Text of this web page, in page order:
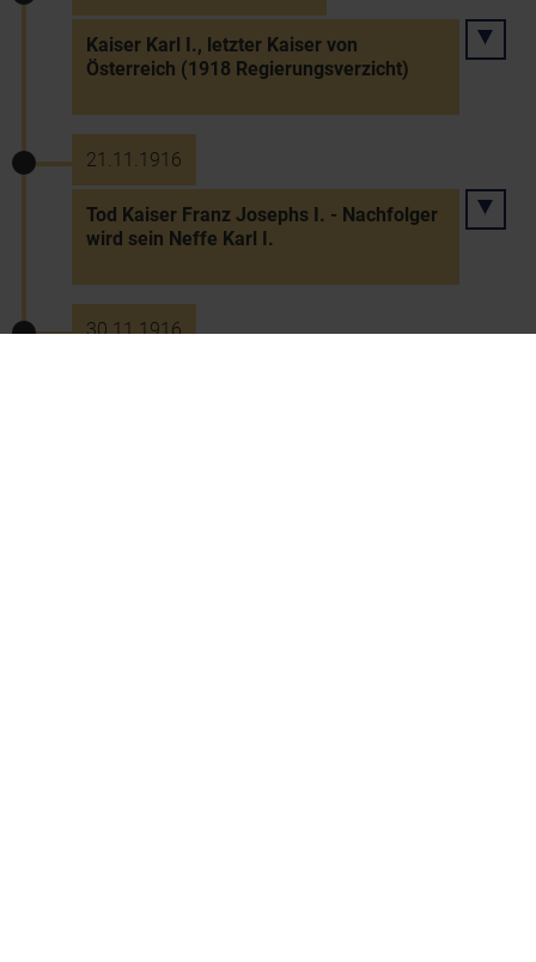
Kaiser Karl I., letzter Kaiser von
Österreich (1918 Regierungsverzicht)
21.11.1916
Tod Kaiser Franz Josephs I. - Nachfolger
wird sein Neffe Karl I.
30.11.1916